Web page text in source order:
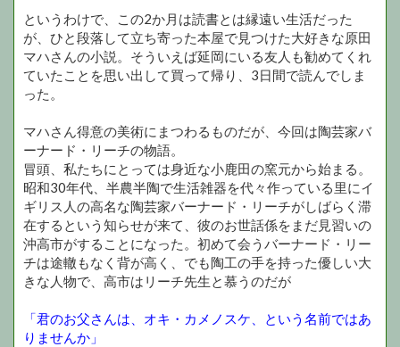
というわけで、この2か月は読書とは縁遠い生活だった
が、ひと段落して立ち寄った本屋で見つけた大好きな原田
マハさんの小説。そういえば延岡にいる友人も勧めてくれ
ていたことを思い出して買って帰り、3日間で読んでしま
った。
マハさん得意の美術にまつわるものだが、今回は陶芸家バ
ーナード・リーチの物語。
冒頭、私たちにとっては身近な小鹿田の窯元から始まる。
昭和30年代、半農半陶で生活雑器を代々作っている里にイ
ギリス人の高名な陶芸家バーナード・リーチがしばらく滞
在するという知らせが来て、彼のお世話係をまだ見習いの
沖高市がすることになった。初めて会うバーナード・リー
チは途轍もなく背が高く、でも陶工の手を持った優しい大
きな人物で、高市はリーチ先生と慕うのだが
「君のお父さんは、オキ・カメノスケ、という名前ではあ
りませんか」